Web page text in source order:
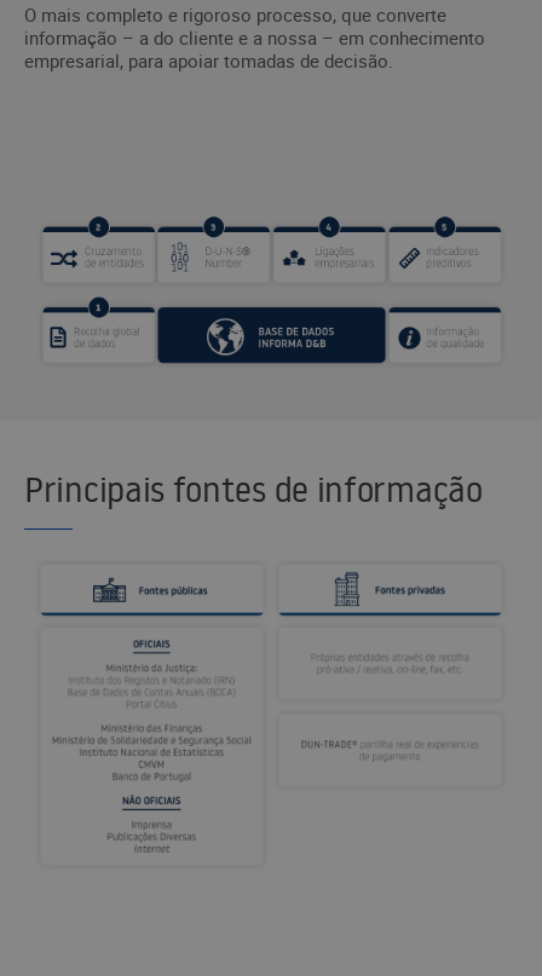
O mais completo e rigoroso processo, que converte
informação – a do cliente e a nossa – em conhecimento
empresarial, para apoiar tomadas de decisão.
Principais fontes de informação